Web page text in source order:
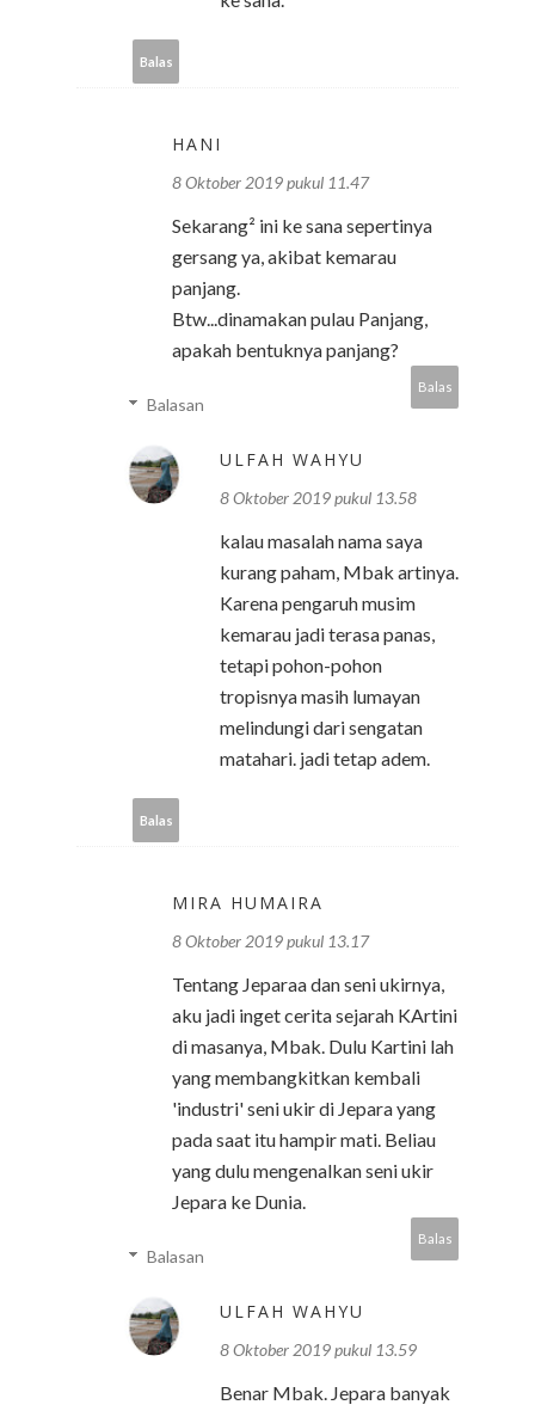
Balas
HANI
8 Oktober 2019 pukul 11.47
Sekarang² ini ke sana sepertinya
gersang ya, akibat kemarau
panjang.
Btw...dinamakan pulau Panjang,
apakah bentuknya panjang?
Balas
Balasan
ULFAH WAHYU
8 Oktober 2019 pukul 13.58
kalau masalah nama saya
kurang paham, Mbak artinya.
Karena pengaruh musim
kemarau jadi terasa panas,
tetapi pohon-pohon
tropisnya masih lumayan
melindungi dari sengatan
matahari. jadi tetap adem.
Balas
MIRA HUMAIRA
8 Oktober 2019 pukul 13.17
Tentang Jeparaa dan seni ukirnya,
aku jadi inget cerita sejarah KArtini
di masanya, Mbak. Dulu Kartini lah
yang membangkitkan kembali
'industri' seni ukir di Jepara yang
pada saat itu hampir mati. Beliau
yang dulu mengenalkan seni ukir
Jepara ke Dunia.
Balas
Balasan
ULFAH WAHYU
8 Oktober 2019 pukul 13.59
Benar Mbak. Jepara banyak